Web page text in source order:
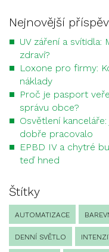
Nejnovější
UV záření a
zdraví?
Loxone pro firmy:
náklady
Proč je pasport
správu obce?
Osvětlení
dobře pracovalo
EPBD IV a chytré
teď hned
Štítky
AUTOMATIZACE
DENNÍ SVĚTLO